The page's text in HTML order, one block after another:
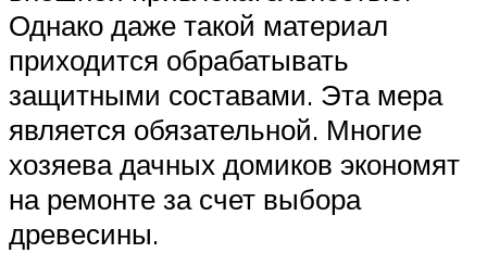
Однако даже такой материал
приходится обрабатывать
защитными составами. Эта мера
является обязательной. Многие
хозяева дачных домиков экономят
на ремонте за счет выбора
древесины.